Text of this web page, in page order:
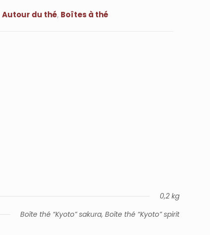
Autour du thé, Boîtes à thé
0,2 kg
Boîte thé “Kyoto” sakura, Boîte thé “Kyoto” spirit